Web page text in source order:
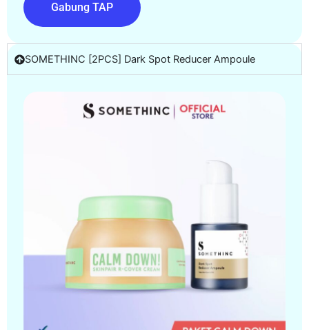
Gabung TAP
SOMETHINC [2PCS] Dark Spot Reducer Ampoule